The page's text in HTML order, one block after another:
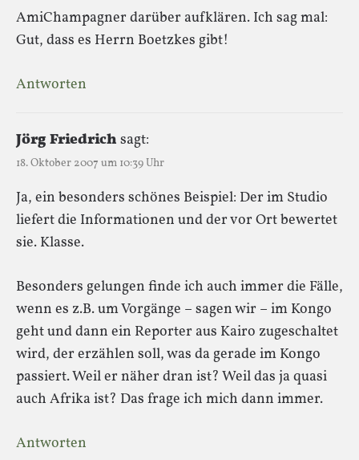
AmiChampagner darüber aufklären. Ich sag mal:
Gut, dass es Herrn Boetzkes gibt!
Antworten
Jörg Friedrich sagt:
18. Oktober 2007 um 10:39 Uhr
Ja, ein besonders schönes Beispiel: Der im Studio
liefert die Informationen und der vor Ort bewertet
sie. Klasse.
Besonders gelungen finde ich auch immer die Fälle,
wenn es z.B. um Vorgänge – sagen wir – im Kongo
geht und dann ein Reporter aus Kairo zugeschaltet
wird, der erzählen soll, was da gerade im Kongo
passiert. Weil er näher dran ist? Weil das ja quasi
auch Afrika ist? Das frage ich mich dann immer.
Antworten